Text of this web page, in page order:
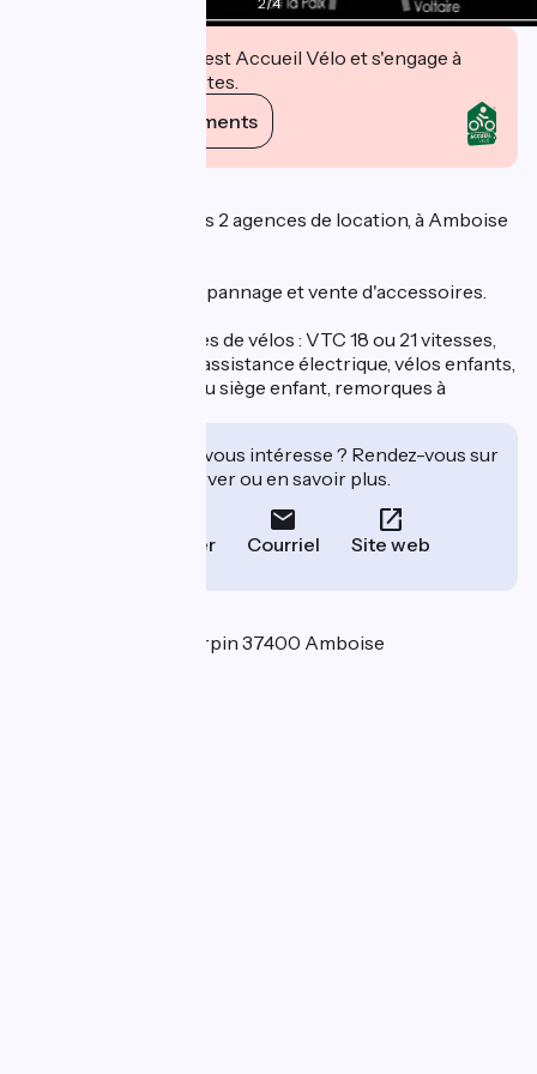
Cet établissement est Accueil Vélo et s'engage à
accueillir des cyclistes.
Voir ses engagements
Nous vous proposons 2 agences de location, à Amboise
Réparation rapide, dépannage et vente d'accessoires.
Location de tous types de vélos : VTC 18 ou 21 vitesses,
VTT, tandem, vélos à assistance électrique, vélos enfants,
suiveurs, remorque ou siège enfant, remorques à
Cet établissement vous intéresse ? Rendez-vous sur
leur site pour réserver ou en savoir plus.
Téléphoner Courriel Site web
7 allée du Sergent Turpin 37400 Amboise